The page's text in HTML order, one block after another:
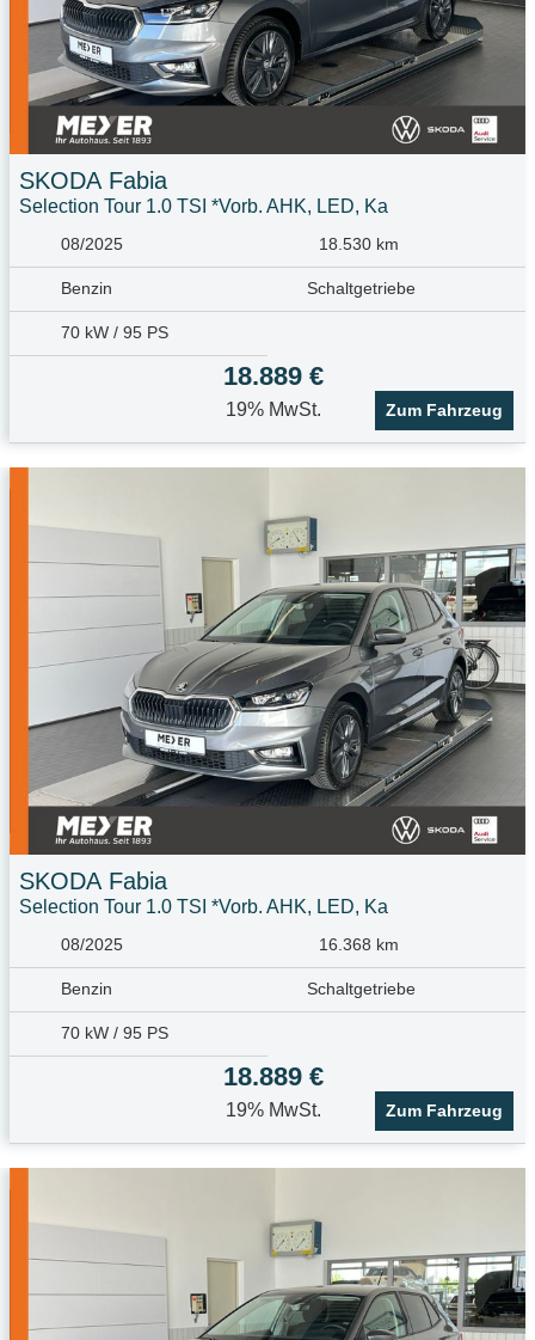
SKODA Fabia
Selection Tour 1.0 TSI *Vorb. AHK, LED, Ka
08/2025 18.530 km
Benzin Schaltgetriebe
70 kW / 95 PS
18.889 €
19% MwSt. Zum Fahrzeug
SKODA Fabia
Selection Tour 1.0 TSI *Vorb. AHK, LED, Ka
08/2025 16.368 km
Benzin Schaltgetriebe
70 kW / 95 PS
18.889 €
19% MwSt. Zum Fahrzeug